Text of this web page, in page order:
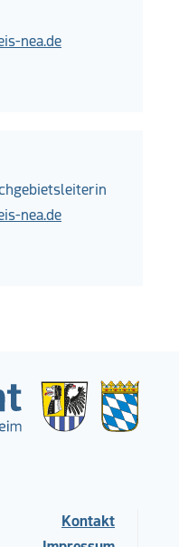
nea.de
nea.de
Kontakt